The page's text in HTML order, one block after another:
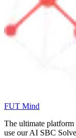
FUT Mind
The ultimate
use our AI SBC